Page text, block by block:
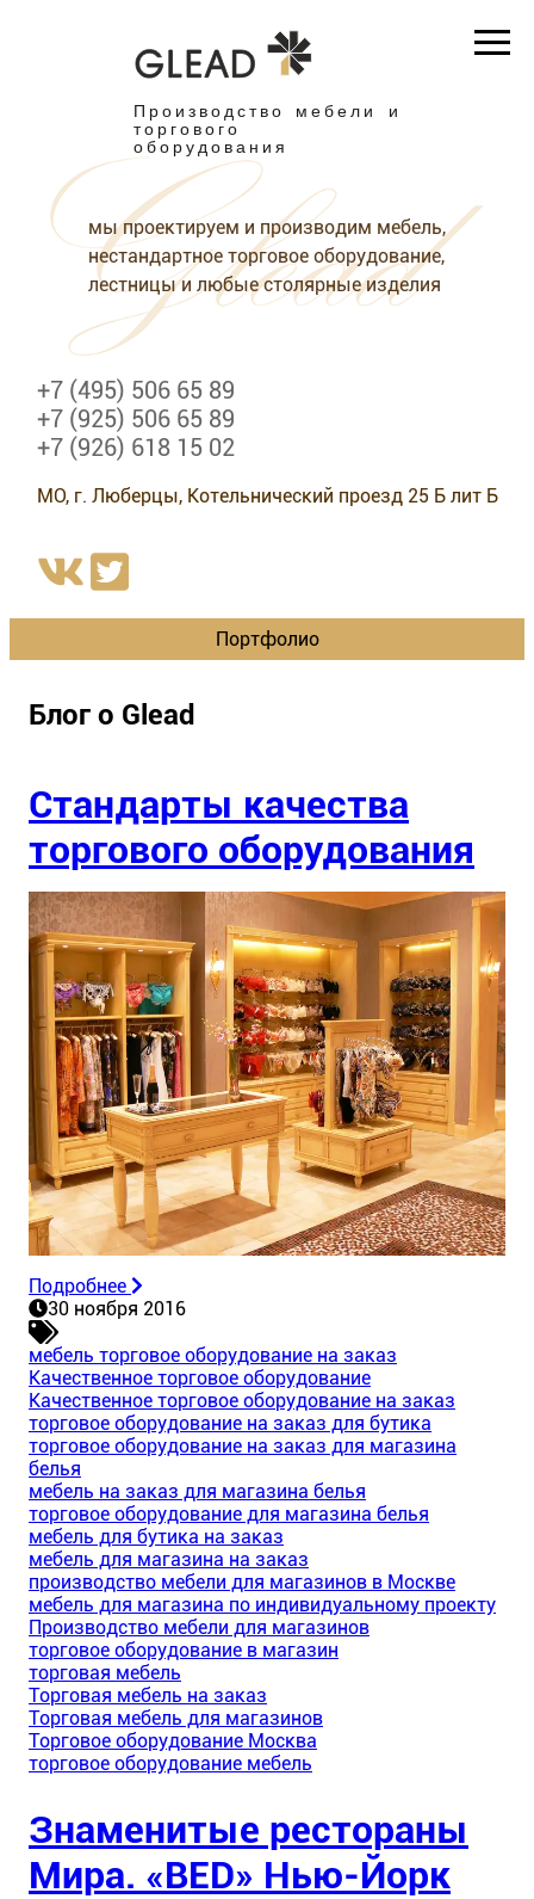
Производство мебели и
торгового
оборудования
мы проектируем и производим мебель,
нестандартное торговое оборудование,
лестницы и любые столярные изделия
+7 (495) 506 65 89
+7 (925) 506 65 89
+7 (926) 618 15 02
МО, г. Люберцы, Котельнический проезд 25 Б лит Б
Портфолио
Блог о Glead
Стандарты качества
торгового оборудования
Подробнее
30 ноября 2016
мебель торговое оборудование на заказ
Качественное торговое оборудование
Качественное торговое оборудование на заказ
торговое оборудование на заказ для бутика
торговое оборудование на заказ для магазина
белья
мебель на заказ для магазина белья
торговое оборудование для магазина белья
мебель для бутика на заказ
мебель для магазина на заказ
производство мебели для магазинов в Москве
мебель для магазина по индивидуальному проекту
Производство мебели для магазинов
торговое оборудование в магазин
торговая мебель
Торговая мебель на заказ
Торговая мебель для магазинов
Торговое оборудование Москва
торговое оборудование мебель
Знаменитые рестораны
Мира. «BED» Нью-Йорк